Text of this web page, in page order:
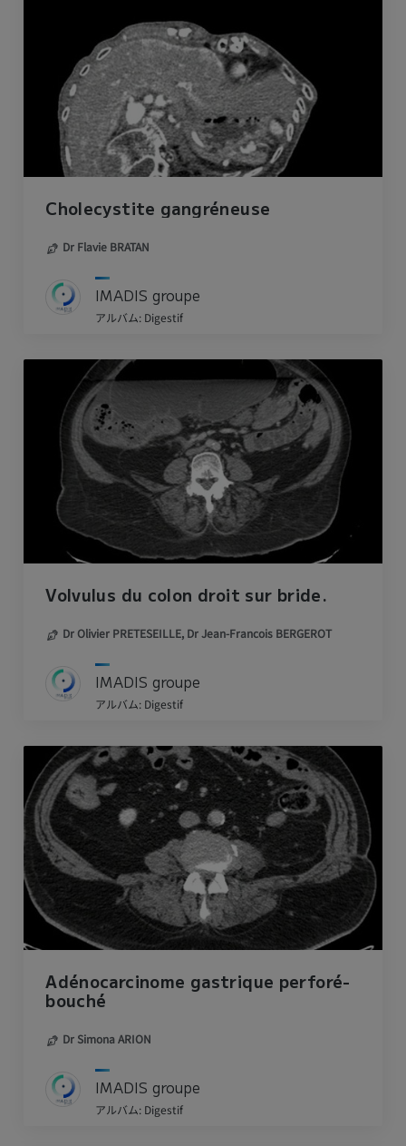
Cholecystite gangréneuse
Dr Flavie BRATAN
IMADIS groupe
アルバム: Digestif
Volvulus du colon droit sur bride.
Dr Olivier PRETESEILLE, Dr Jean-Francois BERGEROT
IMADIS groupe
アルバム: Digestif
Adénocarcinome gastrique perforé-
bouché
Dr Simona ARION
IMADIS groupe
アルバム: Digestif